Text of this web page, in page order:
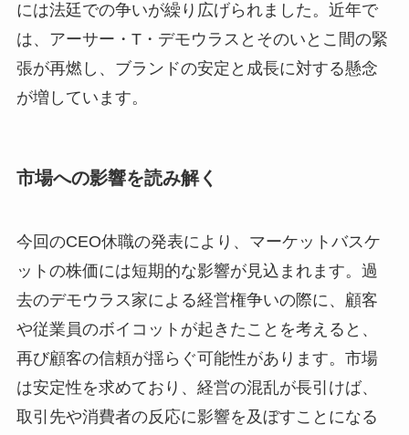
には法廷での争いが繰り広げられました。近年で
は、アーサー・T・デモウラスとそのいとこ間の緊
張が再燃し、ブランドの安定と成長に対する懸念
が増しています。
市場への影響を読み解く
今回のCEO休職の発表により、マーケットバスケ
ットの株価には短期的な影響が見込まれます。過
去のデモウラス家による経営権争いの際に、顧客
や従業員のボイコットが起きたことを考えると、
再び顧客の信頼が揺らぐ可能性があります。市場
は安定性を求めており、経営の混乱が長引けば、
取引先や消費者の反応に影響を及ぼすことになる